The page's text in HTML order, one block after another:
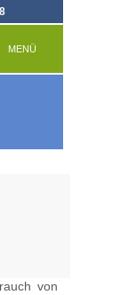
MENÜ
von